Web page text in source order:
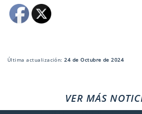
Última actualización:24 de Octubre de 2024
VER MÁS